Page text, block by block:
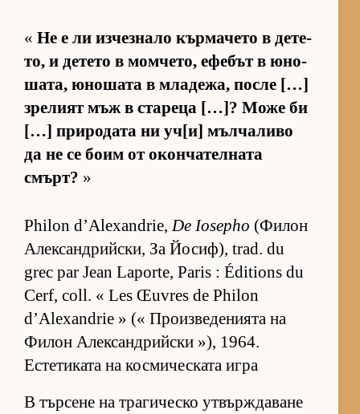
« Не е ли из­чез­нало кър­ма­чето в де­те­
то, и де­тето в мом­че­то, ефе­бът в юно­
ша­та, юно­шата в мла­де­жа, после […]
зре­лият мъж в ста­реца […]? Може би
[…] при­ро­дата ни уч­[и] мъл­ча­ливо
да не се боим от окон­ча­тел­ната
смърт? »
Philon d’Alexandrie,De Iosepho (Фи­лон
Алек­сан­д­рийс­ки, За Йо­сиф), trad. du
grec par Jean Laporte, Paris : Éditions du
Cerf, coll. « Les Œuvres de Philon
d’Alexandrie » (« Про­из­ве­де­ни­ята на
Фи­лон Алек­сан­д­рийски »), 1964.
Естетиката на космическата игра
В тър­сене на тра­ги­ческо ут­вър­ж­да­ване